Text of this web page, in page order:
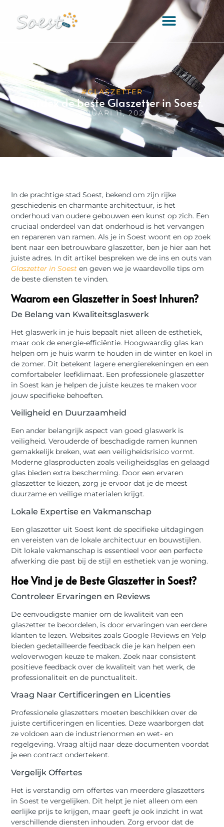
#GLASZETTER
Ontdek de beste Glaszetter in Soest.
JANUARI 11, 2024
In de prachtige stad Soest, bekend om zijn rijke
geschiedenis en charmante architectuur, is het
onderhoud van oudere gebouwen een kunst op zich. Een
cruciaal onderdeel van dat onderhoud is het vervangen
en repareren van ramen. Als je in Soest woont en op zoek
bent naar een betrouwbare glaszetter, ben je hier aan het
juiste adres. In dit artikel bespreken we de ins en outs van
Glaszetter in Soest en geven we je waardevolle tips om
de beste diensten te vinden.
Waarom een Glaszetter in Soest Inhuren?
De Belang van Kwaliteitsglaswerk
Het glaswerk in je huis bepaalt niet alleen de esthetiek,
maar ook de energie-efficiëntie. Hoogwaardig glas kan
helpen om je huis warm te houden in de winter en koel in
de zomer. Dit betekent lagere energierekeningen en een
comfortabeler leefklimaat. Een professionele glaszetter
in Soest kan je helpen de juiste keuzes te maken voor
jouw specifieke behoeften.
Veiligheid en Duurzaamheid
Een ander belangrijk aspect van goed glaswerk is
veiligheid. Verouderde of beschadigde ramen kunnen
gemakkelijk breken, wat een veiligheidsrisico vormt.
Moderne glasproducten zoals veiligheidsglas en gelaagd
glas bieden extra bescherming. Door een ervaren
glaszetter te kiezen, zorg je ervoor dat je de meest
duurzame en veilige materialen krijgt.
Lokale Expertise en Vakmanschap
Een glaszetter uit Soest kent de specifieke uitdagingen
en vereisten van de lokale architectuur en bouwstijlen.
Dit lokale vakmanschap is essentieel voor een perfecte
afwerking die past bij de stijl en esthetiek van je woning.
Hoe Vind je de Beste Glaszetter in Soest?
Controleer Ervaringen en Reviews
De eenvoudigste manier om de kwaliteit van een
glaszetter te beoordelen, is door ervaringen van eerdere
klanten te lezen. Websites zoals Google Reviews en Yelp
bieden gedetailleerde feedback die je kan helpen een
weloverwogen keuze te maken. Zoek naar consistent
positieve feedback over de kwaliteit van het werk, de
professionaliteit en de punctualiteit.
Vraag Naar Certificeringen en Licenties
Professionele glaszetters moeten beschikken over de
juiste certificeringen en licenties. Deze waarborgen dat
ze voldoen aan de industrienormen en wet- en
regelgeving. Vraag altijd naar deze documenten voordat
je een contract ondertekent.
Vergelijk Offertes
Het is verstandig om offertes van meerdere glaszetters
in Soest te vergelijken. Dit helpt je niet alleen om een
eerlijke prijs te krijgen, maar geeft je ook inzicht in wat
verschillende diensten inhouden. Zorg ervoor dat de